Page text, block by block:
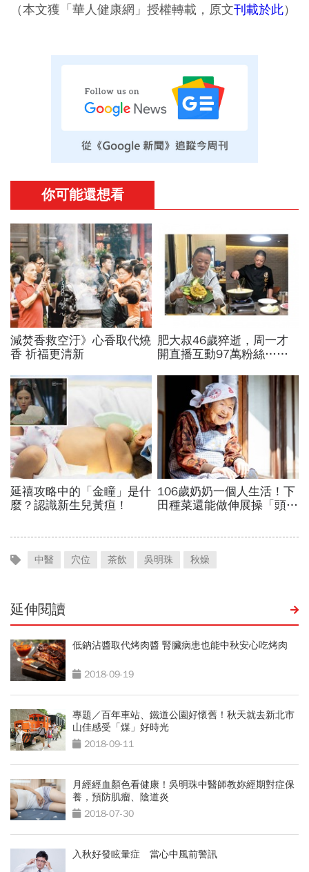
（本文獲「華人健康網」授權轉載，原文刊載於此）
中醫 穴位 茶飲 吳明珠 秋燥
延伸閱讀
低鈉沾醬取代烤肉醬 腎臟病患也能中秋安心吃烤肉
2018-09-19
專題／百年車站、鐵道公園好懷舊！秋天就去新北市
山佳感受「煤」好時光
2018-09-11
月經經血顏色看健康！吳明珠中醫師教妳經期對症保
養，預防肌瘤、陰道炎
2018-07-30
入秋好發眩暈症 當心中風前警訊